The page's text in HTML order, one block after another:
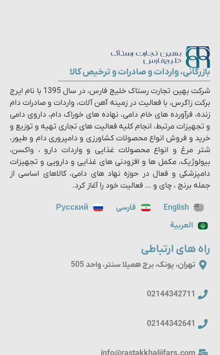
بازرگانی، واردات و صادرات و ترخیص کالا
شرکت بهین تجارت رستاک خلیج فارس، در سال 1395 با نام ایرج
برکت زاگرس، با فعالیت در زمینه آهن آلات، واردات و صادرات دام
زنده، فرآورده های خام دامی، نهاده های خوراک دام، داروی دامی
و تجهیزات مرتبط، انجام کلیه فعالیت های تجاری تهیه و توزیع و
خرید و فروش انواع محصولات کشاورزی و دامپروری دام و طیور،
شتر مرغ و انواع محصولات غذایی و واردات دارو ، واکسن،
بیولوژیک، مکمل ها و افزودنی های غذایی و دارویی و تجهیزات
دامپزشکی و فعال در حوزه نهاد های دامی، کالاهای اساسی از
جمله برنج ، چای و … فعالیت خود را آغاز کرد.
English فارسی
Русский
العربية
راه های ارتباطی
تهران، پونک، برج همیلا سنتر، واحد 505
02144342711
02144342641